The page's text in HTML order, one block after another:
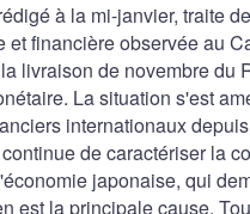
à la mi-janvier, traite
et financière observée au
livraison de novembre du
La situation s'est
internationaux
de caractériser la
japonaise, qui
est la principale cause.